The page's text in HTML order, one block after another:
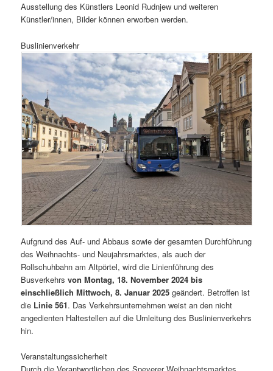
Ausstellung des Künstlers Leonid Rudnjew und weiteren
Künstler/innen, Bilder können erworben werden.
Buslinienverkehr
Aufgrund des Auf- und Abbaus sowie der gesamten Durchführung
des Weihnachts- und Neujahrsmarktes, als auch der
Rollschuhbahn am Altpörtel, wird die Linienführung des
Busverkehrsvon Montag, 18. November 2024 bis
einschließlich Mittwoch, 8. Januar 2025 geändert. Betroffen ist
die Linie 561. Das Verkehrsunternehmen weist an den nicht
angedienten Haltestellen auf die Umleitung des Buslinienverkehrs
hin.
Veranstaltungssicherheit
Durch die Verantwortlichen des Speyerer Weihnachtsmarktes